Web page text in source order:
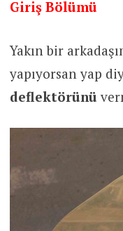
Giriş Bölümü
Yakın bir
yapıyorsan yap
deflektörünü